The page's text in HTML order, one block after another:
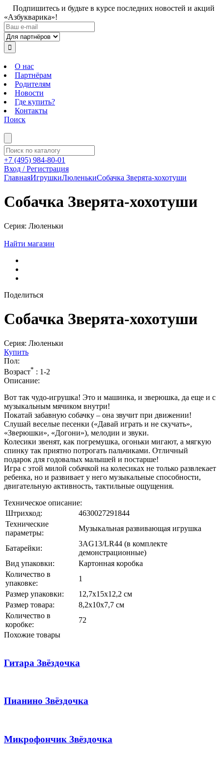
Подпишитесь и будьте в курсе последних новостей и акций
«Азбукварика»!
О нас
Партнёрам
Родителям
Новости
Где купить?
Контакты
Поиск
+7 (495) 984-80-01
Вход / Регистрация
ГлавнаяИгрушкиЛюленькиСобачка Зверята-хохотуши
Собачка Зверята-хохотуши
Серия: Люленьки
Найти магазин
Поделиться
Собачка Зверята-хохотуши
Серия: Люленьки
Купить
Пол:
Возраст* : 1-2
Описание:
Вот так чудо-игрушка! Это и машинка, и зверюшка, да еще и с
музыкальным мячиком внутри!
Покатай забавную собачку – она звучит при движении!
Слушай веселые песенки («Давай играть и не скучать»,
«Зверюшки», «Догони»), мелодии и звуки.
Колесики звенят, как погремушка, огоньки мигают, а мягкую
спинку так приятно потрогать пальчиками. Отличный
подарок для годовалых малышей и постарше!
Игра с этой милой собачкой на колесиках не только развлекает
ребенка, но и развивает у него музыкальные способности,
двигательную активность, тактильные ощущения.
Техническое описание:
Штрихкод:
4630027291844
Технические
параметры:
Музыкальная развивающая игрушка
Батарейки:
3AG13/LR44 (в комплекте
демонстрационные)
Вид упаковки:
Картонная коробка
Количество в
упаковке:
1
Размер упаковки:
12,7х15х12,2 см
Размер товара:
8,2х10х7,7 см
Количество в
коробке:
72
Похожие товары
Гитара Звёздочка
Пианино Звёздочка
Микрофончик Звёздочка